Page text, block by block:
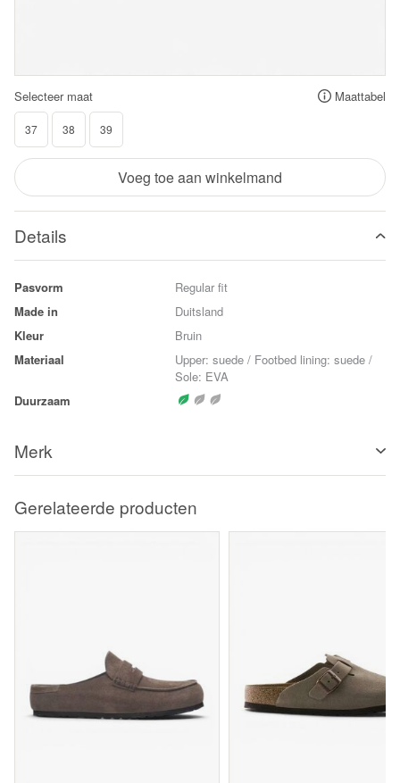
Selecteer maat Maattabel
37 38 39
Voeg toe aan winkelmand
Details
Pasvorm
Regular fit
Made in
Duitsland
Kleur
Bruin
Materiaal
Upper: suede / Footbed lining: suede /
Sole: EVA
Duurzaam
Merk
Gerelateerde producten